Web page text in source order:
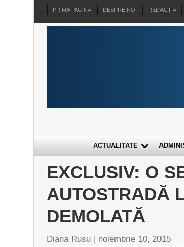
PRIMA PAGINĂ DESPRE NOI REDACTIA
ACTUALITATE
EXCLUSIV: O
AUTOSTRADĂ
DEMOLATĂ
Diana Rusu | noiembrie 10, 2015